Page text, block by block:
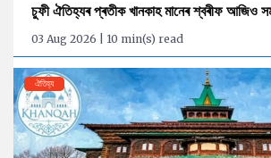
চুফী ঐতিহ্যৰ প্ৰতীক খানকাহ মানেৰ শ্বৰীফ আজিও
03 Aug 2026 | 10 min(s) read
ঐতিহ্য